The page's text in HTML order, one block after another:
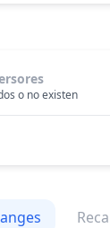
o no existen